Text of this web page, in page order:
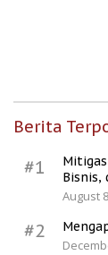
Berita
#1
Bisnis,
August
#2